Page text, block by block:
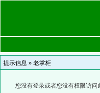
提示信息 » 老掌柜
您没有登录或者您没有权限访